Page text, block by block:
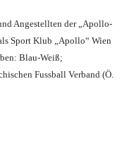
Angestellten der „Apollo-
Sport Klub „Apollo“ Wien
Blau-Weiß;
Fussball Verband (Ö.